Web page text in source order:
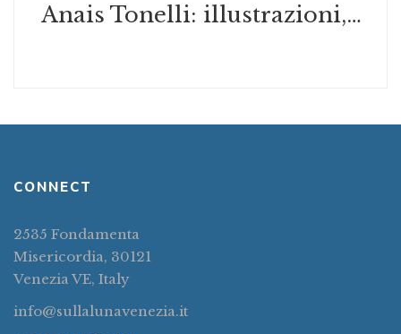
Anais Tonelli: illustrazioni, spille e ricami
CONNECT
2535 Fondamenta
Misericordia, 30121
Venezia VE, Italy
info@sullalunavenezia.it